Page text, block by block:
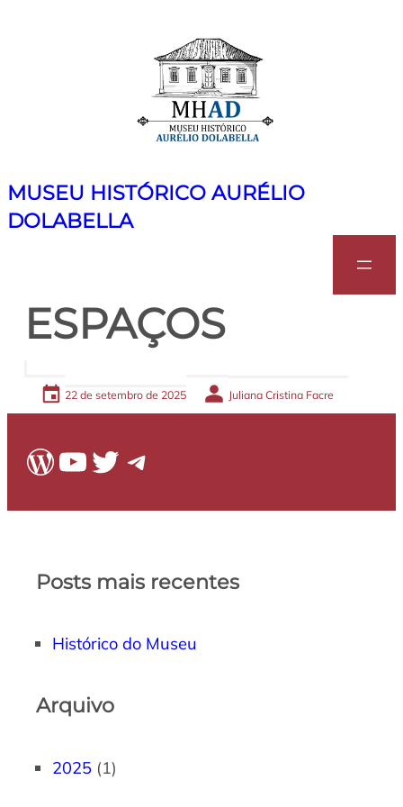
MUSEU HISTÓRICO AURÉLIO
DOLABELLA
Search
ESPAÇOS
22 de setembro de 2025 Juliana Cristina Facre
WordPress
Youtube
Twitter
Telegram
Posts mais recentes
Histórico do Museu
Arquivo
2025 (1)